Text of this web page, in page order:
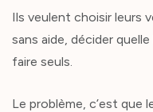
Ils veulent choisir leurs
sans aide, décider
faire seuls.
Le problème, c’est que